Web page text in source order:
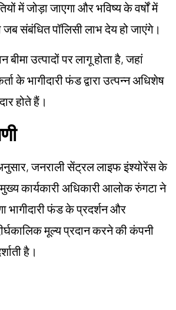
में जोड़ा जाएगा और भविष्य के वर्षों में
जब संबंधित पॉलिसी लाभ देय हो जाएंगे।
बीमा उत्पादों पर लागू होता है, जहां
के भागीदारी फंड द्वारा उत्पन्न अधिशेष
होते हैं।
अनुसार, जनराली सेंट्रल लाइफ इंश्योरेंस के
कार्यकारी अधिकारी आलोक रुंगटा ने
भागीदारी फंड के प्रदर्शन और
मूल्य प्रदान करने की कंपनी
है।